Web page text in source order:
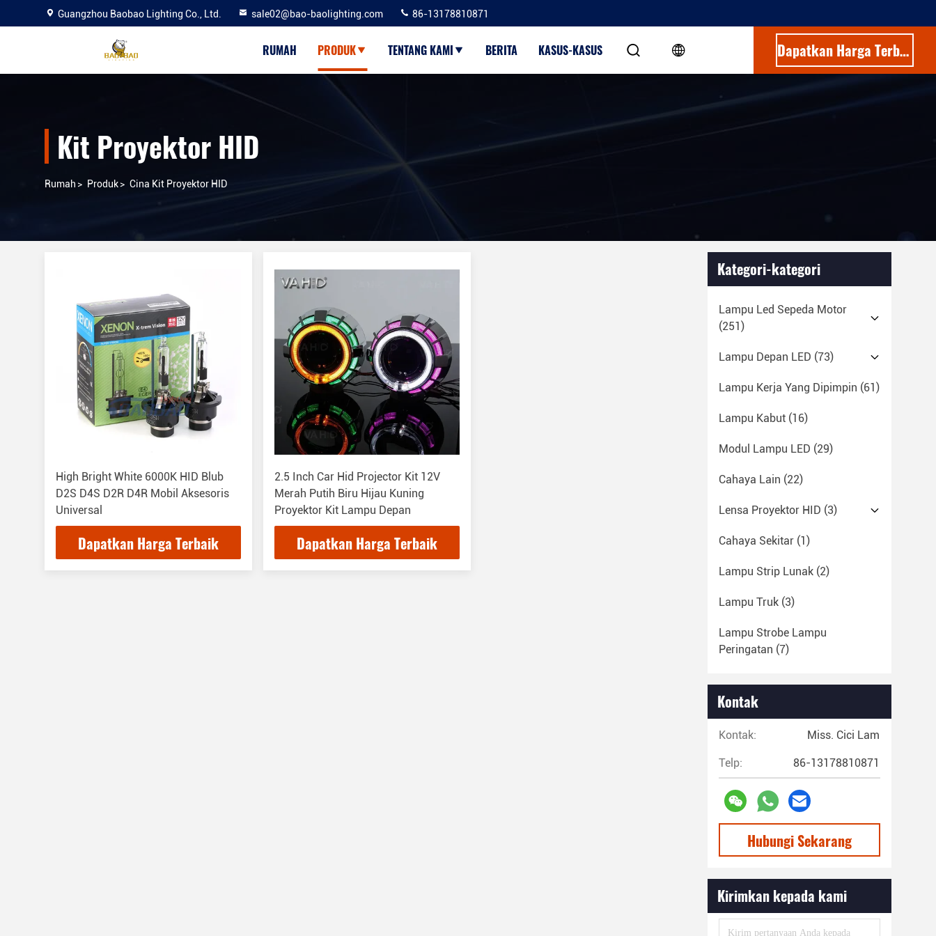
Guangzhou Baobao Lighting Co., Ltd. sale02@bao-baolighting.com 86-13178810871
RUMAH PRODUK TENTANG KAMI BERITA KASUS-KASUS Dapatkan Harga Terbaik
Kit Proyektor HID
Rumah > Produk> Cina Kit Proyektor HID
High Bright White 6000K HID Blub
D2S D4S D2R D4R Mobil Aksesoris
Universal
Dapatkan Harga Terbaik
2.5 Inch Car Hid Projector Kit 12V
Merah Putih Biru Hijau Kuning
Proyektor Kit Lampu Depan
Dapatkan Harga Terbaik
Kategori-kategori
Lampu Led Sepeda Motor
(251)
Lampu Depan LED (73)
Lampu Kerja Yang Dipimpin (61)
Lampu Kabut (16)
Modul Lampu LED (29)
Cahaya Lain (22)
Lensa Proyektor HID (3)
Cahaya Sekitar (1)
Lampu Strip Lunak (2)
Lampu Truk (3)
Lampu Strobe Lampu
Peringatan (7)
Kontak
Kontak: Miss. Cici Lam
Telp: 86-13178810871
Hubungi Sekarang
Kirimkan kepada kami